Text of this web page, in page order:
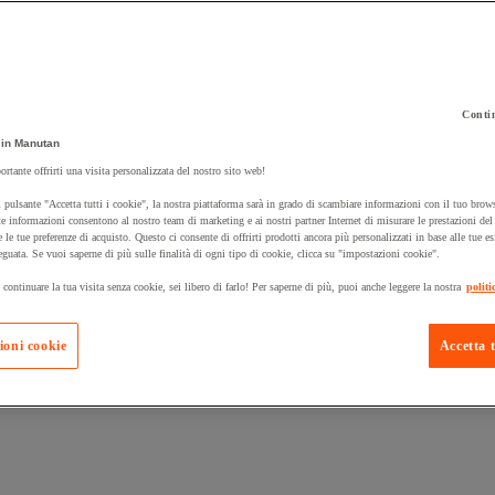
un prodotto:
Manutan Expert
Prodotti in
Manutan
offrirti una visita personalizzata del nostro sito web!
pulsante "Accetta tutti i cookie", la nostra piattaforma sarà in grado di scambiare informazioni con il tuo
informazioni consentono al nostro team di marketing e ai nostri partner Internet di misurare le prestazioni
le tue preferenze di acquisto. Questo ci consente di offrirti prodotti ancora più personalizzati in base alle tue
Se vuoi saperne di più sulle finalità di ogni tipo di cookie, clicca su "impostazioni cookie".
la tua visita senza cookie, sei libero di farlo! Per saperne di più, puoi anche leggere la nostra
Accetta
cookie